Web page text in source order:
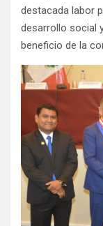
destacada labor
desarrollo social
beneficio de la